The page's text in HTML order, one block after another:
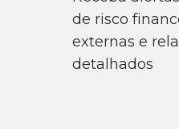
de risco
externas e
detalhados